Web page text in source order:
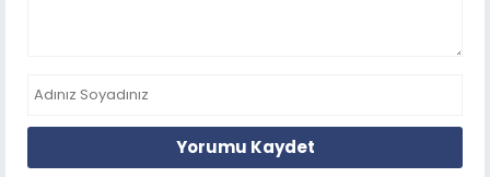
Yorumu Kaydet